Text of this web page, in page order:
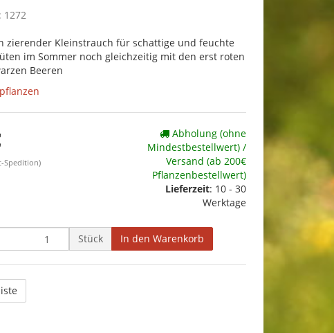
1272
zierender Kleinstrauch für schattige und feuchte
im Sommer noch gleichzeitig mit den erst roten
Beeren
Spedition)
Abholung (ohne
Mindestbestellwert) /
Versand (ab 200€
Pflanzenbestellwert)
Lieferzeit: 10 - 30
Werktage
Stück In den Warenkorb